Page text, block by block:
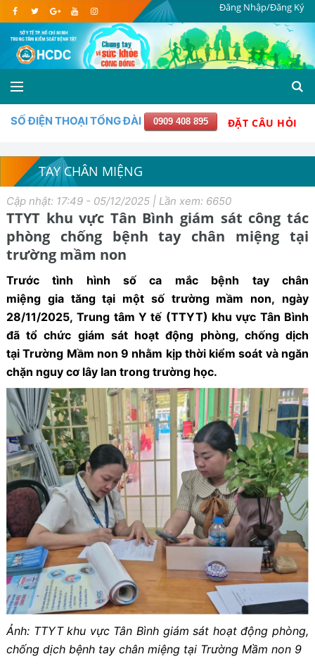
Đăng Nhập/Đăng Ký
SỐ ĐIỆN THOẠI TỔNG ĐÀI 0909 408 895 ĐẶT CÂU HỎI
TAY CHÂN MIỆNG
Cập nhật: 17:49 - 05/12/2025 | Lần xem: 6650
TTYT khu vực Tân Bình giám sát công tác
phòng chống bệnh tay chân miệng tại
trường mầm non
Trước tình hình số ca mắc bệnh tay chân
miệng gia tăng tại một số trường mầm non, ngày
28/11/2025,Trung tâm Y tế (TTYT) khu vực Tân Bình
đã tổ chức giám sát hoạt động phòng, chống dịch
tạiTrường Mầm non9 nhằm kịp thời kiểm soát và ngăn
chặn nguy cơ lây lan trong trường học.
Ảnh: TTYT khu vực Tân Bình giám sát hoạt động phòng,
chống dịch bệnh tay chân miệng tại Trường Mầm non 9